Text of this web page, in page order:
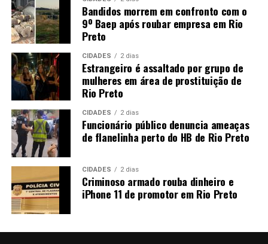
Bandidos morrem em confronto com o
9º Baep após roubar empresa em Rio
Preto
CIDADES 2 dias
Estrangeiro é assaltado por grupo de
mulheres em área de prostituição de
Rio Preto
CIDADES 2 dias
Funcionário público denuncia ameaças
de flanelinha perto do HB de Rio Preto
CIDADES 2 dias
Criminoso armado rouba dinheiro e
iPhone 11 de promotor em Rio Preto